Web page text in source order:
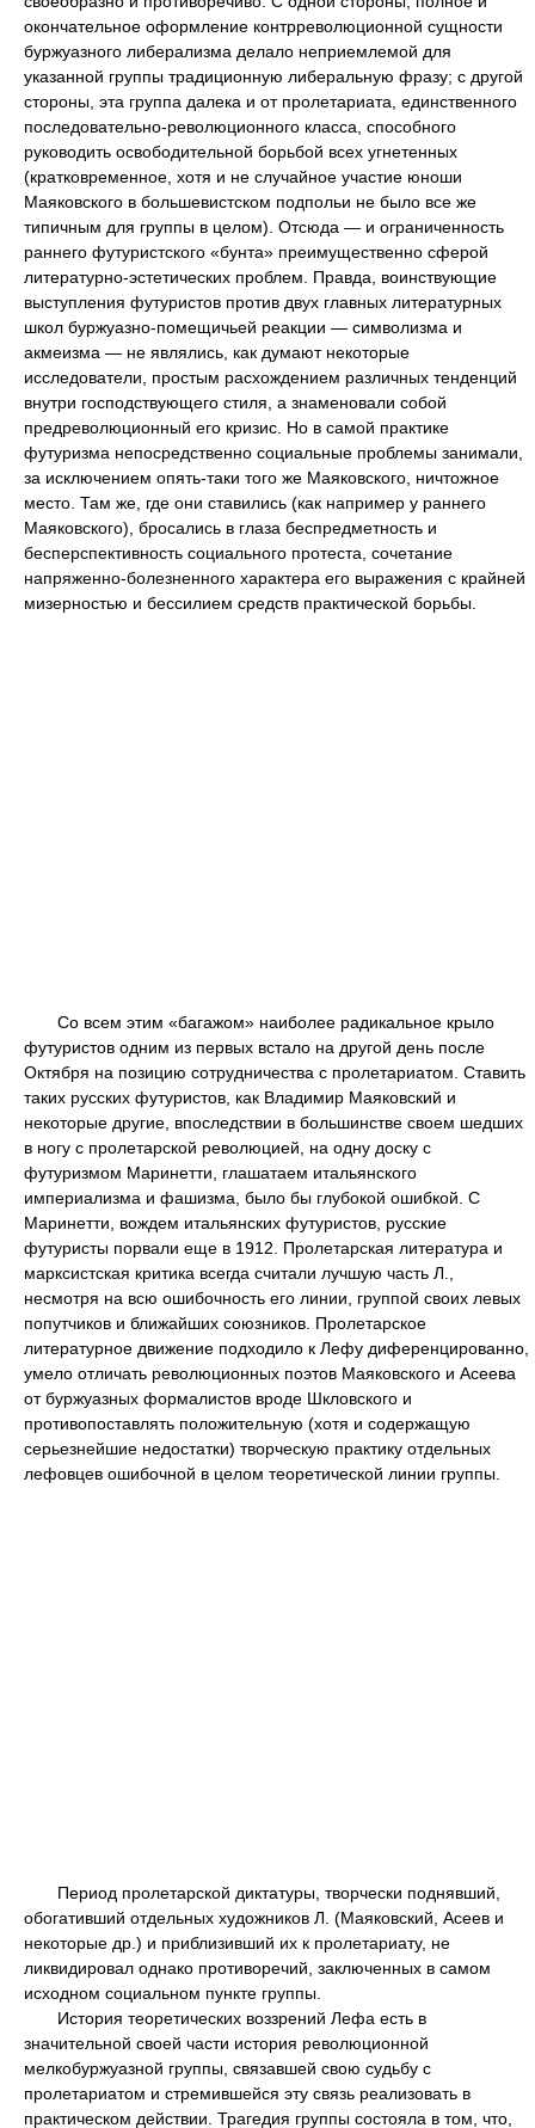
окончательное оформление контрреволюционной сущности
буржуазного либерализма делало неприемлемой для
указанной группы традиционную либеральную фразу; с другой
стороны, эта группа далека и от пролетариата, единственного
последовательно-революционного класса, способного
руководить освободительной борьбой всех угнетенных
(кратковременное, хотя и не случайное участие юноши
Маяковского в большевистском подпольи не было все же
типичным для группы в целом). Отсюда — и ограниченность
раннего футуристского «бунта» преимущественно сферой
литературно-эстетических проблем. Правда, воинствующие
выступления футуристов против двух главных литературных
школ буржуазно-помещичьей реакции — символизма и
акмеизма — не являлись, как думают некоторые
исследователи, простым расхождением различных тенденций
внутри господствующего стиля, а знаменовали собой
предреволюционный его кризис. Но в самой практике
футуризма непосредственно социальные проблемы занимали,
за исключением опять-таки того же Маяковского, ничтожное
место. Там же, где они ставились (как например у раннего
Маяковского), бросались в глаза беспредметность и
бесперспективность социального протеста, сочетание
напряженно-болезненного характера его выражения с крайней
мизерностью и бессилием средств практической борьбы.
Со всем этим «багажом» наиболее радикальное крыло
футуристов одним из первых встало на другой день после
Октября на позицию сотрудничества с пролетариатом. Ставить
таких русских футуристов, как Владимир Маяковский и
некоторые другие, впоследствии в большинстве своем шедших
в ногу с пролетарской революцией, на одну доску с
футуризмом Маринетти, глашатаем итальянского
империализма и фашизма, было бы глубокой ошибкой. С
Маринетти, вождем итальянских футуристов, русские
футуристы порвали еще в 1912. Пролетарская литература и
марксистская критика всегда считали лучшую часть Л.,
несмотря на всю ошибочность его линии, группой своих левых
попутчиков и ближайших союзников. Пролетарское
литературное движение подходило к Лефу диференцированно,
умело отличать революционных поэтов Маяковского и Асеева
от буржуазных формалистов вроде Шкловского и
противопоставлять положительную (хотя и содержащую
серьезнейшие недостатки) творческую практику отдельных
лефовцев ошибочной в целом теоретической линии группы.
Период пролетарской диктатуры, творчески поднявший,
обогативший отдельных художников Л. (Маяковский, Асеев и
некоторые др.) и приблизивший их к пролетариату, не
ликвидировал однако противоречий, заключенных в самом
исходном социальном пункте группы.
История теоретических воззрений Лефа есть в
значительной своей части история революционной
мелкобуржуазной группы, связавшей свою судьбу с
пролетариатом и стремившейся эту связь реализовать в
практическом действии. Трагедия группы состояла в том, что,